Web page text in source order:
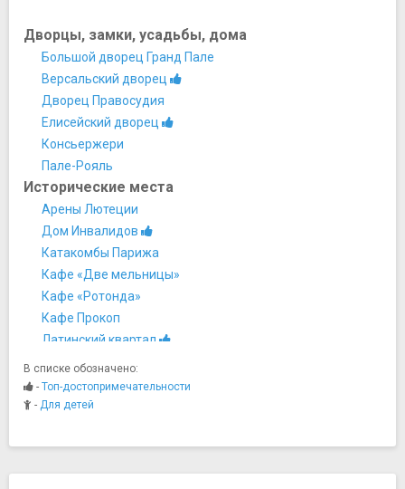
Дворцы, замки, усадьбы, дома
Большой дворец Гранд Пале
Версальский дворец
Дворец Правосудия
Елисейский дворец
Консьержери
Пале-Рояль
Исторические места
Арены Лютеции
Дом Инвалидов
Катакомбы Парижа
Кафе «Две мельницы»
Кафе «Ротонда»
Кафе Прокоп
Латинский квартал
Монмартр
Остров Сите
Площадь Бастилии
Мост Архиепархии
В списке обозначено:
- Топ-достопримечательности
- Для детей